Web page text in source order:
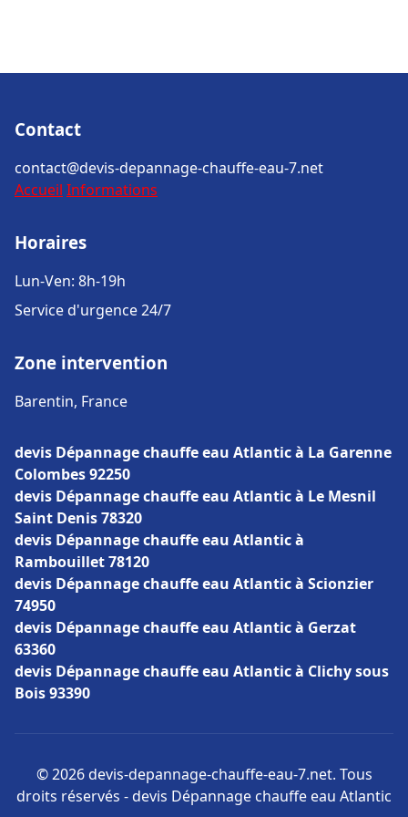
Contact
contact@devis-depannage-chauffe-eau-7.net
Accueil Informations
Horaires
Lun-Ven: 8h-19h
Service d'urgence 24/7
Zone intervention
Barentin, France
devis Dépannage chauffe eau Atlantic à La Garenne
Colombes 92250
devis Dépannage chauffe eau Atlantic à Le Mesnil
Saint Denis 78320
devis Dépannage chauffe eau Atlantic à
Rambouillet 78120
devis Dépannage chauffe eau Atlantic à Scionzier
74950
devis Dépannage chauffe eau Atlantic à Gerzat
63360
devis Dépannage chauffe eau Atlantic à Clichy sous
Bois 93390
© 2026 devis-depannage-chauffe-eau-7.net. Tous
droits réservés - devis Dépannage chauffe eau Atlantic